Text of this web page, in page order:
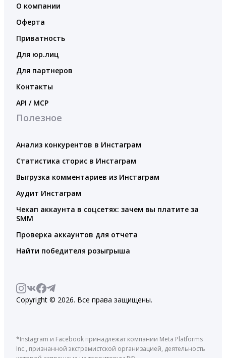
О компании
Оферта
Приватность
Для юр.лиц
Для партнеров
Контакты
API / MCP
Полезное
Анализ конкурентов в Инстаграм
Статистика сторис в Инстаграм
Выгрузка комментариев из Инстаграм
Аудит Инстаграм
Чекап аккаунта в соцсетях: зачем вы платите за
SMM
Проверка аккаунтов для отчета
Найти победителя розыгрыша
Copyright © 2026. Все права защищены.
*Instagram и Facebook принадлежат компании Meta Platforms
Inc., признанной экстремистской организацией, деятельность